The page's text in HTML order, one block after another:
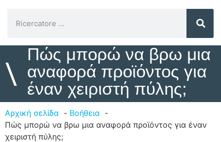
\
Πώς μπορώ να βρω μια
αναφορά προϊόντος για
έναν χειριστή πύλης;
Αρχική σελίδα
Βοήθεια
Πώς μπορώ να βρω μια αναφορά προϊόντος για έναν
χειριστή πύλης;